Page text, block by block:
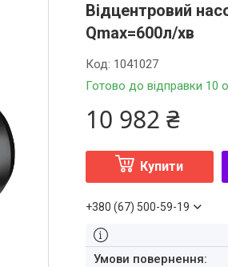
Відцентровий
Qmax=600л/хв
Готово до відправки 10
Код: 1041027
10 982 ₴
Купити
+380 (67) 500-59-19